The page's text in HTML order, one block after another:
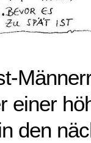
einer
den